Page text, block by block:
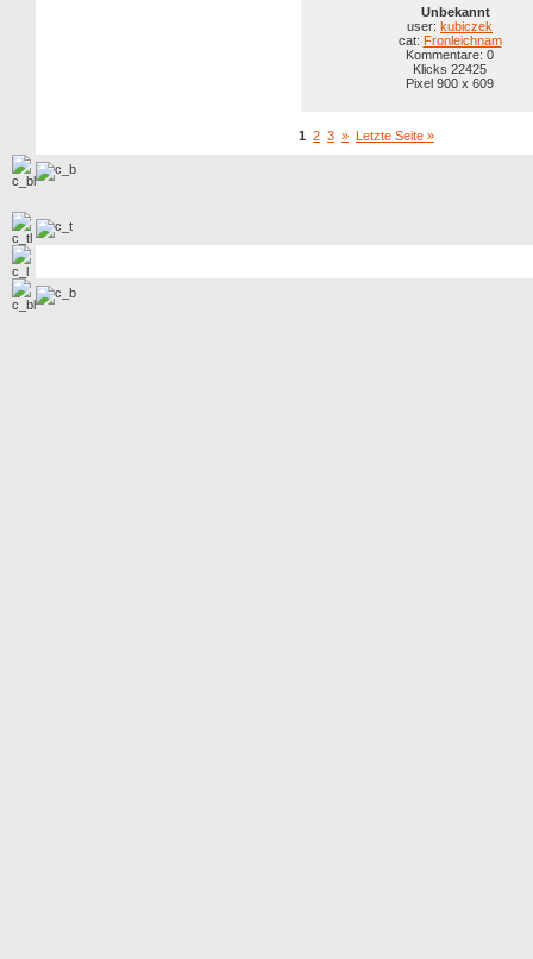
Unbekannt
user: kubiczek
cat: Fronleichnam
Kommentare: 0
Klicks 22425
Pixel 900 x 609
1 2 3 » Letzte Seite »